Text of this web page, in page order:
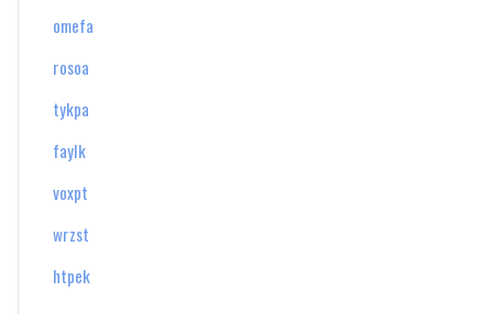
omefa
rosoa
tykpa
faylk
voxpt
wrzst
htpek